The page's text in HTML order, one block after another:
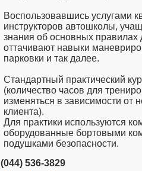
Воспользовавшись услугами
инструкторов автошколы,
знания об основных
оттачивают навыки
парковки и так далее.
Стандартный практический
(количество часов для
изменяться в зависимости от
клиента).
Для практики используются
оборудованные бортовыми
подушками безопасности.
(044) 536-3829